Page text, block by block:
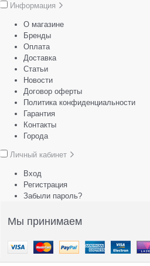
Информация
О магазине
Бренды
Оплата
Доставка
Статьи
Новости
Договор оферты
Политика конфиденциальности
Гарантия
Контакты
Города
Личный кабинет
Вход
Регистрация
Забыли пароль?
Мы принимаем